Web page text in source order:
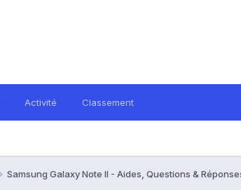
Activité Classement
Samsung Galaxy Note II - Aides, Questions &